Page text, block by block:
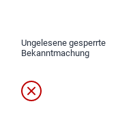
Ungelesene gesperrte
Bekanntmachung